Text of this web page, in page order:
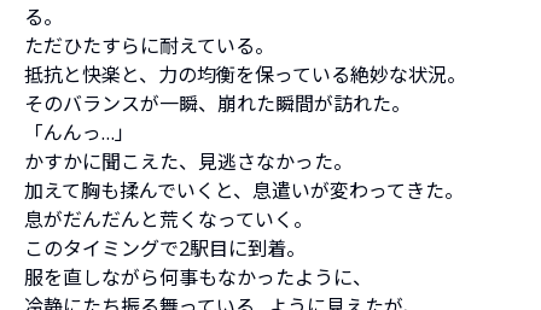
る。
ただひたすらに耐えている。
抵抗と快楽と、力の均衡を保っている絶妙な状況。
そのバランスが一瞬、崩れた瞬間が訪れた。
「んんっ…」
かすかに聞こえた、見逃さなかった。
加えて胸も揉んでいくと、息遣いが変わってきた。
息がだんだんと荒くなっていく。
このタイミングで2駅目に到着。
服を直しながら何事もなかったように、